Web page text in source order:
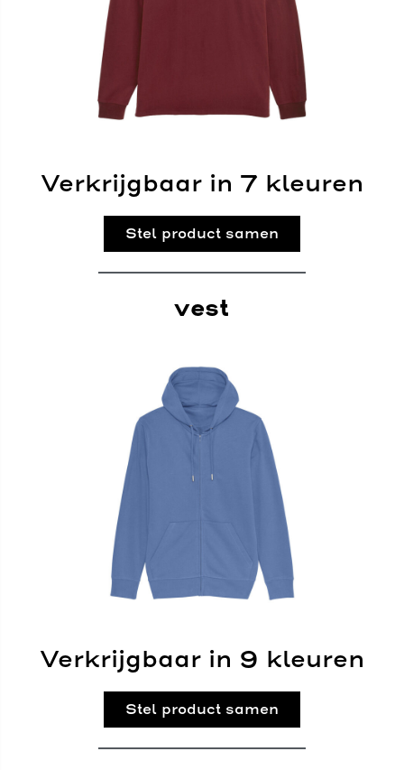
Verkrijgbaar in 7 kleuren
Stel product samen
vest
Verkrijgbaar in 9 kleuren
Stel product samen